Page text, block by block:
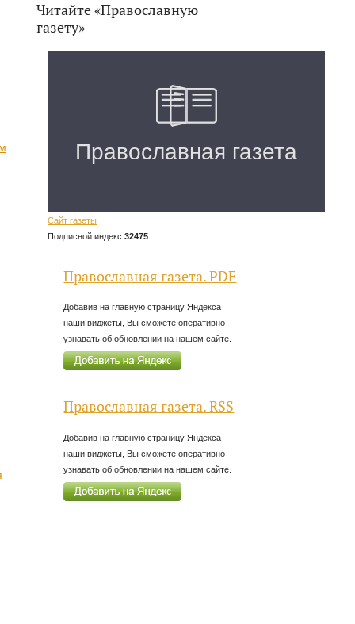
Читайте «Православную
газету»
Сайт газеты
Подписной индекс:32475
Православная газета. PDF
Добавив на главную страницу Яндекса
наши виджеты, Вы сможете оперативно
узнавать об обновлении на нашем сайте.
Православная газета. RSS
Добавив на главную страницу Яндекса
наши виджеты, Вы сможете оперативно
узнавать об обновлении на нашем сайте.